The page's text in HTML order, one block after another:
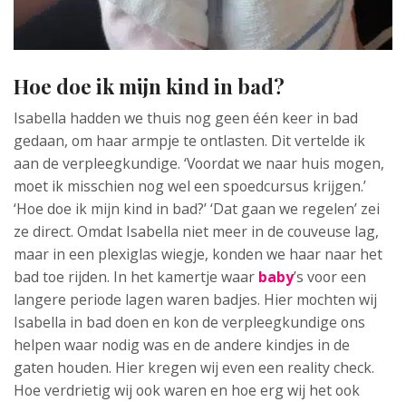
Hoe doe ik mijn kind in bad?
Isabella hadden we thuis nog geen één keer in bad
gedaan, om haar armpje te ontlasten. Dit vertelde ik
aan de verpleegkundige. ‘Voordat we naar huis mogen,
moet ik misschien nog wel een spoedcursus krijgen.’
‘Hoe doe ik mijn kind in bad?’ ‘Dat gaan we regelen’ zei
ze direct. Omdat Isabella niet meer in de couveuse lag,
maar in een plexiglas wiegje, konden we haar naar het
bad toe rijden. In het kamertje waar baby’s voor een
langere periode lagen waren badjes. Hier mochten wij
Isabella in bad doen en kon de verpleegkundige ons
helpen waar nodig was en de andere kindjes in de
gaten houden. Hier kregen wij even een reality check.
Hoe verdrietig wij ook waren en hoe erg wij het ook